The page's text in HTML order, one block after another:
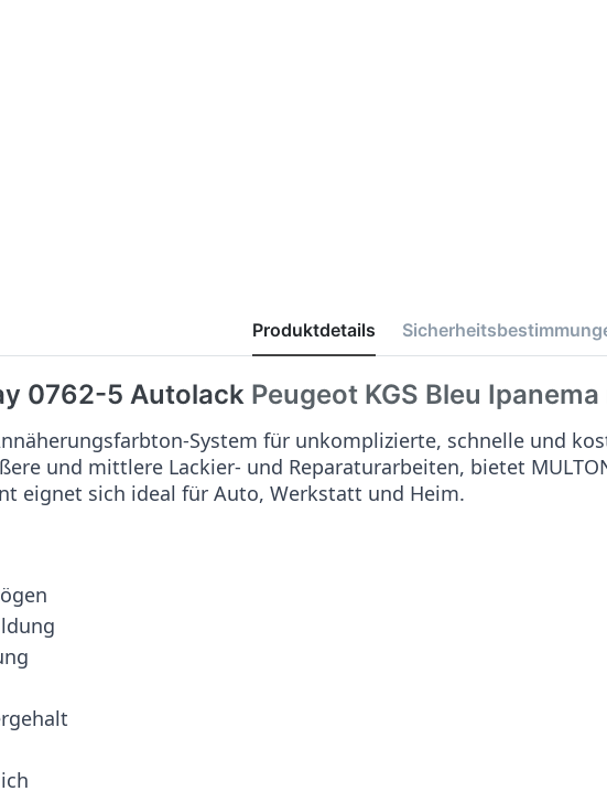
Produktdetails
0762-5 Autolack Peugeot KGS Bleu
System für unkomplizierte, schnelle und
und mittlere Lackier- und Reparaturarbeiten, bietet
eignet sich ideal für Auto, Werkstatt und Heim.